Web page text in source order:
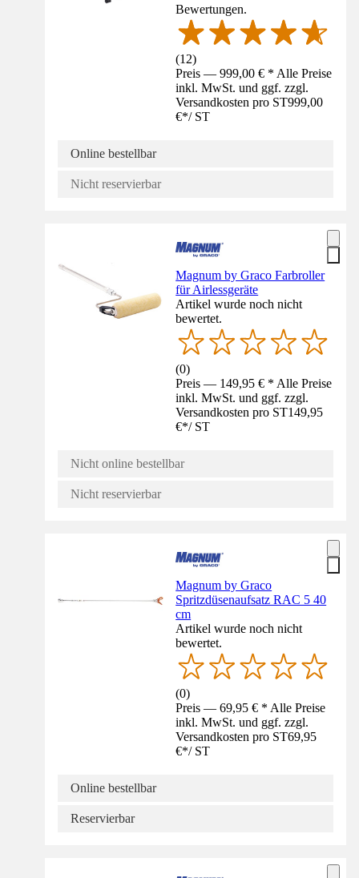
Bewertungen.
(12)
Preis — 999,00 € * Alle Preise
inkl. MwSt. und ggf. zzgl.
Versandkosten pro ST999,00
€*/ ST
Online bestellbar
Nicht reservierbar
Magnum by Graco Farbroller
für Airlessgeräte
Artikel wurde noch nicht
bewertet.
(0)
Preis — 149,95 € * Alle Preise
inkl. MwSt. und ggf. zzgl.
Versandkosten pro ST149,95
€*/ ST
Nicht online bestellbar
Nicht reservierbar
Magnum by Graco
Spritzdüsenaufsatz RAC 5 40
cm
Artikel wurde noch nicht
bewertet.
(0)
Preis — 69,95 € * Alle Preise
inkl. MwSt. und ggf. zzgl.
Versandkosten pro ST69,95
€*/ ST
Online bestellbar
Reservierbar